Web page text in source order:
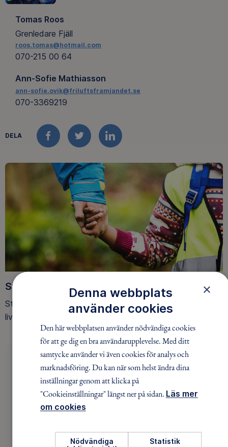
Tomas Roos
Grenledare Fjäll
roos.tomas@hotmail.com
070-215 00 64
Ann-Sofie Mathiasson
ann-sofie.ovik@friluftsframjandet.se
070-3369219
DELA
FACEBOOKTWITTERLINKEDIN
Stöd oss
Stötta oss i uppdraget att bidra till ökad folkhälsa,
livsglädje och respekt för naturen, genom friluftsliv.
Utveckla dig själv!
Det enda som slår att ta del av äventyret, är att
leda det. Få saker slår känslan av att vara den som
ger deltagarna förtroende. Ditt engagemang bidrar
att bli en av oss?
×
Denna webbplats
använder cookies
Den här webbplatsen använder nödvändiga cookies
för att ge dig en bra användarupplevelse. Med ditt
samtycke använder vi även cookies för analys och
marknadsföring. Du kan när som helst ändra dina
inställningar genom att klicka på
"Cookieinställningar" längst ner på sidan. Läs mer
om cookies
Nödvändiga
Statistik